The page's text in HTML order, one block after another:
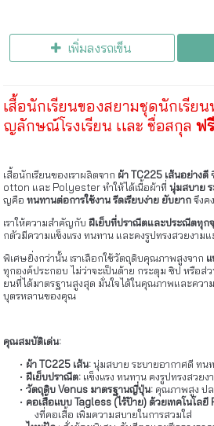
เพิ่มลงรถเข็น
เสื้อนักเรียนของสยามชุดนักเรีย
ญลักษณ์โรงเรียน เเละ ชื่อสกุลฟ
เสื้อนักเรียนของเราผลิตจาก ผ้า TC225 เส้นอย่างดี
otton และ Polyester ทำให้ได้เนื้อผ้าที่นุ่มสบาย
ญคือทนทานต่อการใช้งาน รีดเรียบง่าย ยับยากจึงค
เราให้ความสำคัญกับฝีเย็บที่ปราณีตและประณีตทุก
กตัวมีความแข็งแรง ทนทาน และคงรูปทรงสวยงาม
พิเศษยิ่งกว่านั้น เราเลือกใช้วัตถุดิบคุณภาพสูงจาก
ทุกองค์ประกอบ ไม่ว่าจะเป็นด้าย กระดุม ซิป หรือส่
ยนที่ได้มาตรฐานสูงสุด มั่นใจได้ในคุณภาพและควา
บุตรหลานของคุณ
คุณสมบัติเด่น:
ผ้า TC225 เส้น:นุ่มสบาย ระบายอากาศดี ทน
ฝีเย็บปราณีต:แข็งแรง ทนทาน คงรูปทรงสวยง
วัตถุดิบ Venus มาตรฐานญี่ปุ่น:คุณภาพสูง ปล
คอเสื้อแบบ Tagless (ไร้ป้าย) ด้วยเทคโนโล
งที่คอเสื้อ เพิ่มความสบายในการสวมใส่